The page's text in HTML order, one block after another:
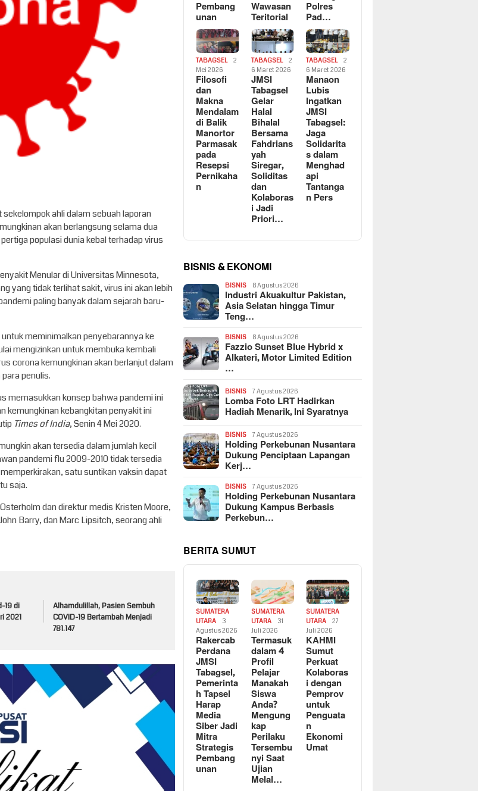
ahli dalam sebuah laporan
akan berlangsung selama dua
populasi dunia kebal terhadap virus
Menular di Universitas Minnesota,
yang tidak terlihat sakit, virus ini akan lebih
paling banyak dalam sejarah baru-
meminimalkan penyebarannya ke
mengizinkan untuk membuka kembali
corona kemungkinan akan berlanjut dalam
penulis.
memasukkan konsep bahwa pandemi ini
kemungkinan kebangkitan penyakit ini
Times of India, Senin 4 Mei 2020.
akan tersedia dalam jumlah kecil
pandemi flu 2009-2010 tidak tersedia
satu suntikan vaksin dapat
saja.
dan direktur medis Kristen Moore,
Barry, dan Marc Lipsitch, seorang ahli
19 di
2021
Alhamdulillah, Pasien Sembuh
COVID-19 Bertambah Menjadi
781.147
Pembang
unan
Wawasan
Teritorial
Polres
Pad…
TABAGSEL
2
Mei 2026
Filosofi
dan
Makna
Mendalam
di Balik
Manortor
Parmasak
pada
Resepsi
Pernikaha
n
TABAGSEL
2
6 Maret 2026
JMSI
Tabagsel
Gelar
Halal
Bihalal
Bersama
Fahdrians
yah
Siregar,
Soliditas
dan
Kolaboras
i Jadi
Priori…
TABAGSEL
2
6 Maret 2026
Manaon
Lubis
Ingatkan
JMSI
Tabagsel:
Jaga
Solidarita
s dalam
Menghad
api
Tantanga
n Pers
BISNIS & EKONOMI
BISNIS 8 Agustus 2026
Industri Akuakultur Pakistan,
Asia Selatan hingga Timur
Teng…
BISNIS 8 Agustus 2026
Fazzio Sunset Blue Hybrid x
Alkateri, Motor Limited Edition
…
BISNIS 7 Agustus 2026
Lomba Foto LRT Hadirkan
Hadiah Menarik, Ini Syaratnya
BISNIS 7 Agustus 2026
Holding Perkebunan Nusantara
Dukung Penciptaan Lapangan
Kerj…
BISNIS 7 Agustus 2026
Holding Perkebunan Nusantara
Dukung Kampus Berbasis
Perkebun…
BERITA SUMUT
SUMATERA
UTARA
3
Agustus 2026
Rakercab
Perdana
JMSI
Tabagsel,
Pemerinta
h Tapsel
Harap
Media
Siber Jadi
Mitra
Strategis
Pembang
unan
SUMATERA
UTARA
31
Juli 2026
Termasuk
dalam 4
Profil
Pelajar
Manakah
Siswa
Anda?
Mengung
kap
Perilaku
Tersembu
nyi Saat
Ujian
Melal…
SUMATERA
UTARA
27
Juli 2026
KAHMI
Sumut
Perkuat
Kolaboras
i dengan
Pemprov
untuk
Penguata
n
Ekonomi
Umat